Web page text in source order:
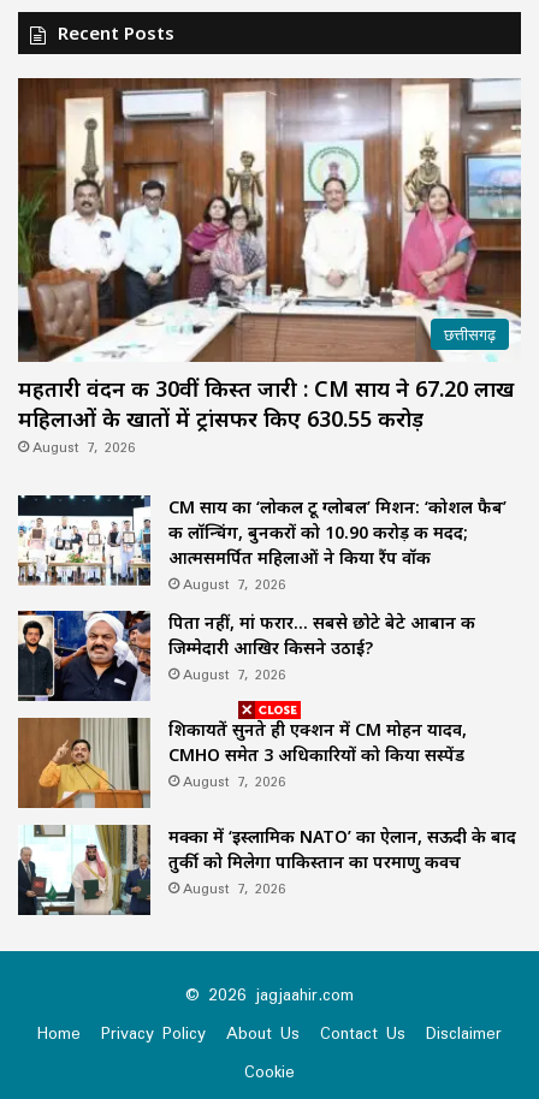
Recent Posts
छत्तीसगढ़
महतारी वंदन की 30वीं किस्त जारी : CM साय ने 67.20 लाख
महिलाओं के खातों में ट्रांसफर किए ₹630.55 करोड़
August 7, 2026
CM साय का ‘लोकल टू ग्लोबल’ मिशन: ‘कोशल फैब’
की लॉन्चिंग, बुनकरों को 10.90 करोड़ की मदद;
आत्मसमर्पित महिलाओं ने किया रैंप वॉक
August 7, 2026
पिता नहीं, मां फरार… सबसे छोटे बेटे आबान की
जिम्मेदारी आखिर किसने उठाई?
August 7, 2026
शिकायतें सुनते ही एक्शन में CM मोहन यादव,
CMHO समेत 3 अधिकारियों को किया सस्पेंड
August 7, 2026
मक्का में ‘इस्लामिक NATO’ का ऐलान, सऊदी के बाद
तुर्की को मिलेगा पाकिस्तान का परमाणु कवच
August 7, 2026
© 2026 jagjaahir.com
Home
Privacy Policy About Us Contact Us
Disclaimer
Cookie